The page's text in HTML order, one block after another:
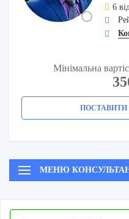
6
Мінімальна
МЕНЮ